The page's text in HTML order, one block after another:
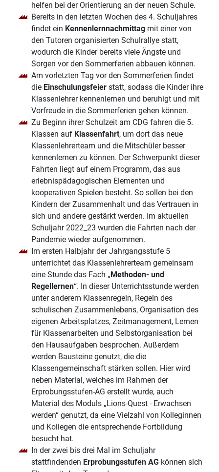
helfen bei der Orientierung an der neuen Schule.
Bereits in den letzten Wochen des 4. Schuljahres
findet ein Kennenlernnachmittag mit einer von
den Tutoren organisierten Schulrallye statt,
wodurch die Kinder bereits viele Ängste und
Sorgen vor den Sommerferien abbauen können.
Am vorletzten Tag vor den Sommerferien findet
die Einschulungsfeier statt, sodass die Kinder ihre
Klassenlehrer kennenlernen und beruhigt und mit
Vorfreude in die Sommerferien gehen können.
Zu Beginn ihrer Schulzeit am CDG fahren die 5.
Klassen auf Klassenfahrt, um dort das neue
Klassenlehrerteam und die Mitschüler besser
kennenlernen zu können. Der Schwerpunkt dieser
Fahrten liegt auf einem Programm, das aus
erlebnispädagogischen Elementen und
kooperativen Spielen besteht. So sollen bei den
Kindern der Zusammenhalt und das Vertrauen in
sich und andere gestärkt werden. Im aktuellen
Schuljahr 2022_23 wurden die Fahrten nach der
Pandemie wieder aufgenommen.
Im ersten Halbjahr der Jahrgangsstufe 5
unterrichtet das Klassenlehrerteam gemeinsam
eine Stunde das Fach „ Methoden- und
Regellernen“. In dieser Unterrichtsstunde werden
unter anderem Klassenregeln, Regeln des
schulischen Zusammenlebens, Organisation des
eigenen Arbeitsplatzes, Zeitmanagement, Lernen
für Klassenarbeiten und Selbstorganisation bei
den Hausaufgaben besprochen. Außerdem
werden Bausteine genutzt, die die
Klassengemeinschaft stärken sollen. Hier wird
neben Material, welches im Rahmen der
Erprobungsstufen-AG erstellt wurde, auch
Material des Moduls „Lions-Quest - Erwachsen
werden“ genutzt, da eine Vielzahl von Kolleginnen
und Kollegen die entsprechende Fortbildung
besucht hat.
In der zwei bis drei Mal im Schuljahr
stattfindenden Erprobungsstufen AG können sich